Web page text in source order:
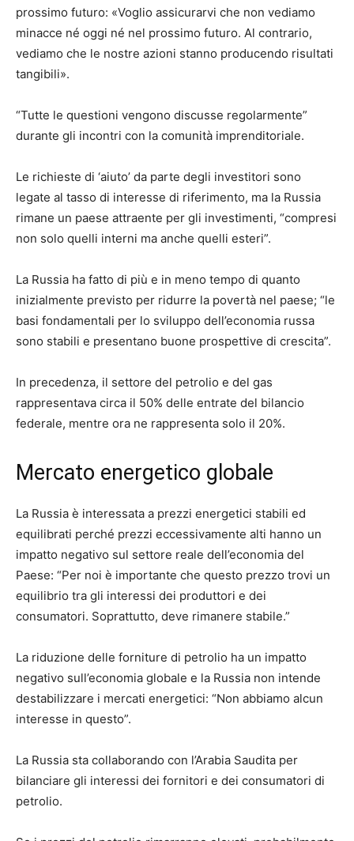
prossimo futuro: «Voglio assicurarvi che non vediamo
minacce né oggi né nel prossimo futuro. Al contrario,
vediamo che le nostre azioni stanno producendo risultati
tangibili».
“Tutte le questioni vengono discusse regolarmente”
durante gli incontri con la comunità imprenditoriale.
Le richieste di ‘aiuto’ da parte degli investitori sono
legate al tasso di interesse di riferimento, ma la Russia
rimane un paese attraente per gli investimenti, “compresi
non solo quelli interni ma anche quelli esteri”.
La Russia ha fatto di più e in meno tempo di quanto
inizialmente previsto per ridurre la povertà nel paese; “le
basi fondamentali per lo sviluppo dell’economia russa
sono stabili e presentano buone prospettive di crescita”.
In precedenza, il settore del petrolio e del gas
rappresentava circa il 50% delle entrate del bilancio
federale, mentre ora ne rappresenta solo il 20%.
Mercato energetico globale
La Russia è interessata a prezzi energetici stabili ed
equilibrati perché prezzi eccessivamente alti hanno un
impatto negativo sul settore reale dell’economia del
Paese: “Per noi è importante che questo prezzo trovi un
equilibrio tra gli interessi dei produttori e dei
consumatori. Soprattutto, deve rimanere stabile.”
La riduzione delle forniture di petrolio ha un impatto
negativo sull’economia globale e la Russia non intende
destabilizzare i mercati energetici: “Non abbiamo alcun
interesse in questo”.
La Russia sta collaborando con l’Arabia Saudita per
bilanciare gli interessi dei fornitori e dei consumatori di
petrolio.